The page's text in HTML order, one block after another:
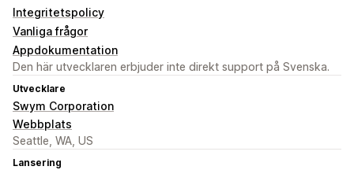
Integritetspolicy
Vanliga frågor
Appdokumentation
Den här utvecklaren erbjuder inte direkt support på Svenska.
Utvecklare
Swym Corporation
Webbplats
Seattle, WA, US
Lansering